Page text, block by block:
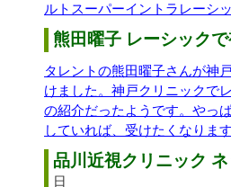
ルトスーパーイントラレーシ
熊田曜子 レーシック
タレントの熊田曜子さんが神
けました。神戸クリニックで
の紹介だったようです。やっ
していれば、受けたくなりま
品川近視クリニック
日